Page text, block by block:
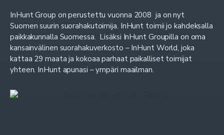
InHunt Group on perustettu vuonna 2008 ja on nyt
Suomen suurin suorahakutoimija. InHunt toimii jo kahdeksalla
paikkakunnalla Suomessa. Lisäksi InHunt Groupilla on oma
kansainvälinen suorahakuverkosto – InHunt World, joka
kattaa 29 maata ja kokoaa parhaat paikalliset toimijat
yhteen. InHunt apunasi – ympäri maailman.